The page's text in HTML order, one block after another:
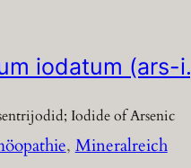
iodatum (ars-
Iodide of Arsenic
, Mineralreich